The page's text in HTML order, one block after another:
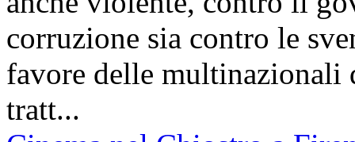
corruzione sia contro le
favore delle multinazionali
tratt...